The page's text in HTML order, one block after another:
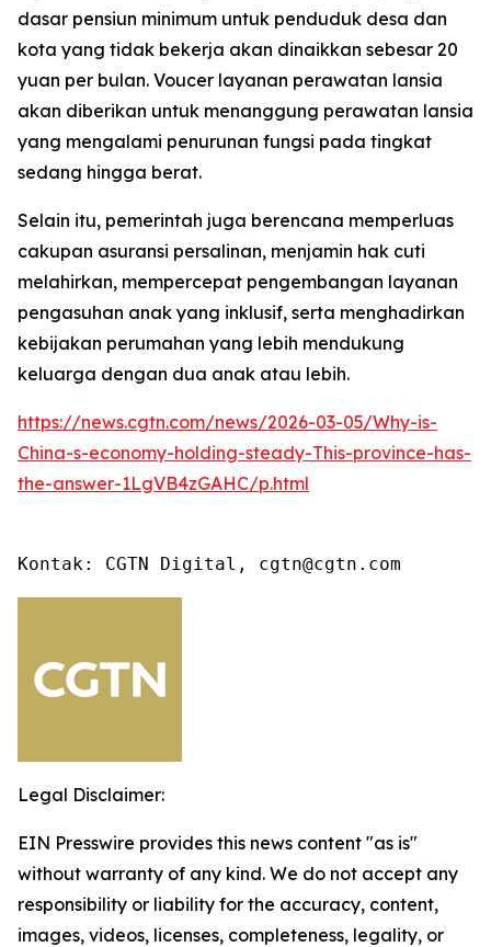
dasar pensiun minimum untuk penduduk desa dan
kota yang tidak bekerja akan dinaikkan sebesar 20
yuan per bulan. Voucer layanan perawatan lansia
akan diberikan untuk menanggung perawatan lansia
yang mengalami penurunan fungsi pada tingkat
sedang hingga berat.
Selain itu, pemerintah juga berencana memperluas
cakupan asuransi persalinan, menjamin hak cuti
melahirkan, mempercepat pengembangan layanan
pengasuhan anak yang inklusif, serta menghadirkan
kebijakan perumahan yang lebih mendukung
keluarga dengan dua anak atau lebih.
https://news.cgtn.com/news/2026-03-05/Why-is-
China-s-economy-holding-steady-This-province-has-
the-answer-1LgVB4zGAHC/p.html
Kontak: CGTN Digital, cgtn@cgtn.com
Legal Disclaimer:
EIN Presswire provides this news content "as is"
without warranty of any kind. We do not accept any
responsibility or liability for the accuracy, content,
images, videos, licenses, completeness, legality, or